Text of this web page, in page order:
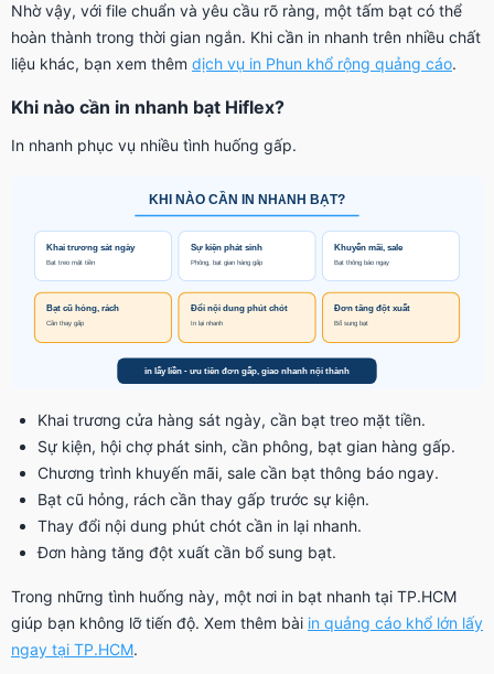
Nhờ vậy, với file chuẩn và yêu cầu rõ ràng, một tấm bạt có thể
hoàn thành trong thời gian ngắn. Khi cần in nhanh trên nhiều chất
liệu khác, bạn xem thêm dịch vụ in Phun khổ rộng quảng cáo.
Khi nào cần in nhanh bạt Hiflex?
In nhanh phục vụ nhiều tình huống gấp.
Khai trương cửa hàng sát ngày, cần bạt treo mặt tiền.
Sự kiện, hội chợ phát sinh, cần phông, bạt gian hàng gấp.
Chương trình khuyến mãi, sale cần bạt thông báo ngay.
Bạt cũ hỏng, rách cần thay gấp trước sự kiện.
Thay đổi nội dung phút chót cần in lại nhanh.
Đơn hàng tăng đột xuất cần bổ sung bạt.
Trong những tình huống này, một nơi in bạt nhanh tại TP.HCM
giúp bạn không lỡ tiến độ. Xem thêm bài in quảng cáo khổ lớn lấy
ngay tại TP.HCM.